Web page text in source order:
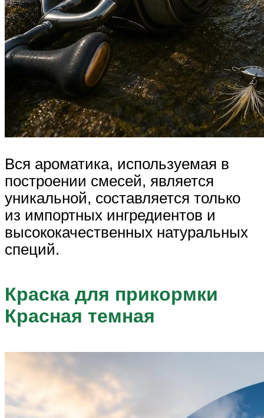
Вся ароматика, используемая в
построении смесей, является
уникальной, составляется только
из импортных ингредиентов и
высококачественных натуральных
специй.
Краска для прикормки
Красная темная